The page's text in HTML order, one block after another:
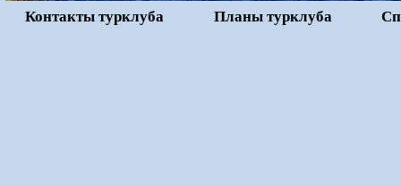
Контакты турклуба Планы турклуба